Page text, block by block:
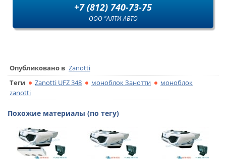
+7 (812) 740-73-75
ООО "АЛТИ-АВТО
Опубликовано в Zanotti
Теги
Zanotti UFZ 348 моноблок Занотти
моноблок
zanotti
Похожие материалы (по тегу)